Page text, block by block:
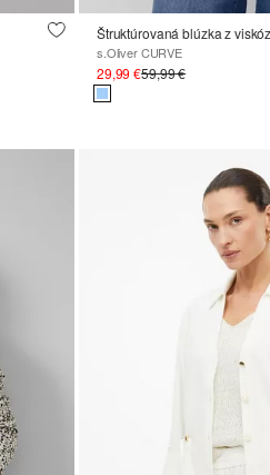
s.Oliver CURVE
29,99 €59,99 €